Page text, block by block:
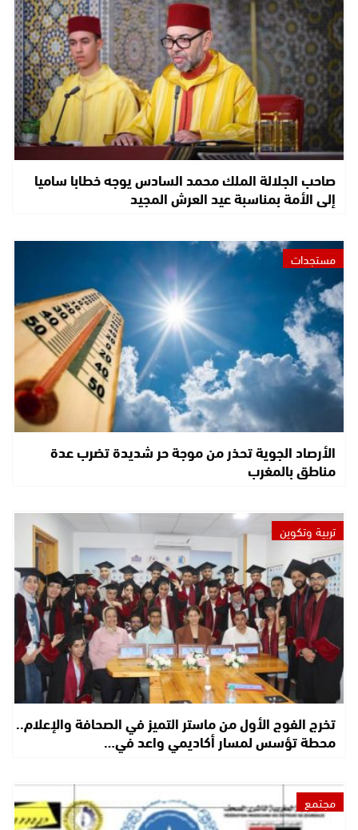
صاحب الجلالة الملك محمد السادس يوجه خطابا ساميا
إلى الأمة بمناسبة عيد العرش المجيد
مستجدات
الأرصاد الجوية تحذر من موجة حر شديدة تضرب عدة
مناطق بالمغرب
تربية وتكوين
تخرج الفوج الأول من ماستر التميز في الصحافة والإعلام..
محطة تؤسس لمسار أكاديمي واعد في…
مجتمع